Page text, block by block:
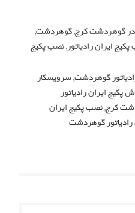
در گوهردشت کرج,گوهردشت,
ایران رادیاتور,نصب پکیج
گوهردشت,سرویسکار
پکیج ایران رادیاتور
کرج,نصب پکیج ایران
رادیاتور گوهردشت